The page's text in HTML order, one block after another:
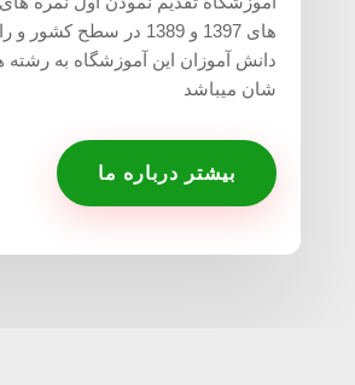
های 1397 و 1389 در سطح
دانش آموزان این آموزشگاه به رشته
شان میباشد
بیشتر درباره ما